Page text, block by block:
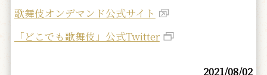
歌舞伎オンデマンド公式サイト
「どこでも歌舞伎」公式Twitter
2021/08/02